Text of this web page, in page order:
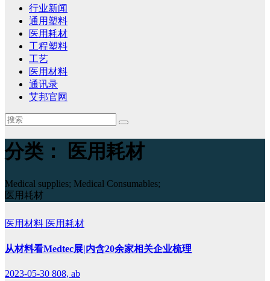
行业新闻
通用塑料
医用耗材
工程塑料
工艺
医用材料
通讯录
艾邦官网
分类： 医用耗材
Medical supplies; Medical Consumables;
医用耗材
医用材料 医用耗材
从材料看Medtec展|内含20余家相关企业梳理
2023-05-30 808, ab